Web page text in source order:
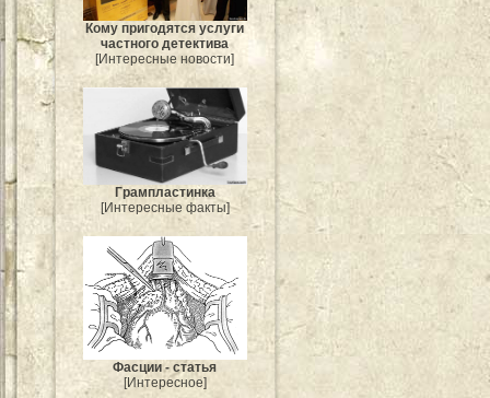
Кому пригодятся услуги
частного детектива
[Интересные новости]
Грампластинка
[Интересные факты]
Фасции - статья
[Интересное]